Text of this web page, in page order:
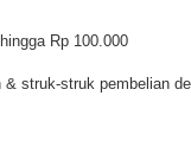
Rp 100.000
struk-struk pembelian